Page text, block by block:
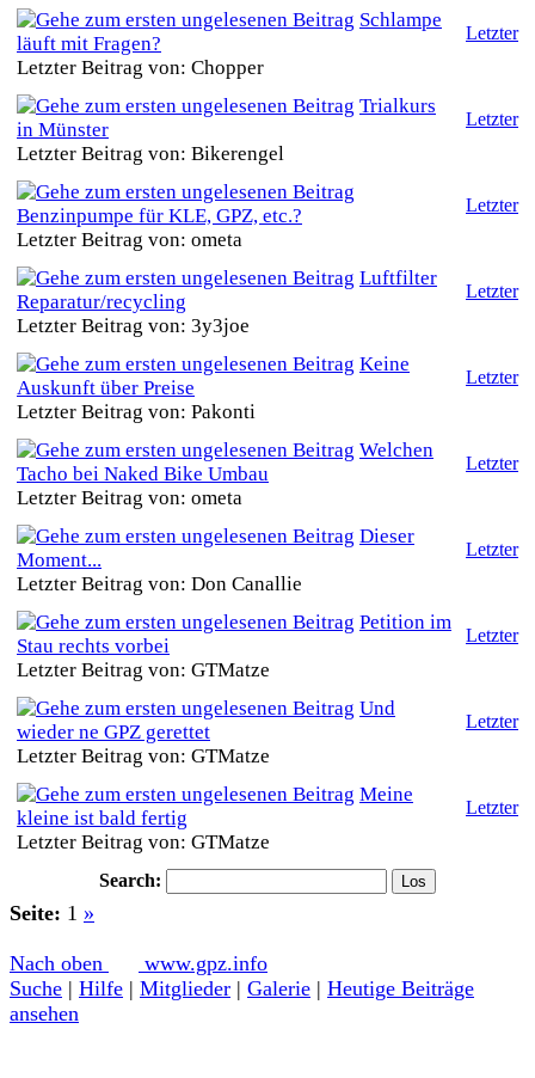
Schlampe
läuft mit Fragen?
Letzter Beitrag von: Chopper
Letzter
Trialkurs
in Münster
Letzter Beitrag von: Bikerengel
Letzter
Benzinpumpe für KLE, GPZ, etc.?
Letzter Beitrag von: ometa
Letzter
Luftfilter
Reparatur/recycling
Letzter Beitrag von: 3y3joe
Letzter
Keine
Auskunft über Preise
Letzter Beitrag von: Pakonti
Letzter
Welchen
Tacho bei Naked Bike Umbau
Letzter Beitrag von: ometa
Letzter
Dieser
Moment...
Letzter Beitrag von: Don Canallie
Letzter
Petition im
Stau rechts vorbei
Letzter Beitrag von: GTMatze
Letzter
Und
wieder ne GPZ gerettet
Letzter Beitrag von: GTMatze
Letzter
Meine
kleine ist bald fertig
Letzter Beitrag von: GTMatze
Letzter
Search:
Seite: 1 »
Nach oben
www.gpz.info
Suche | Hilfe | Mitglieder | Galerie | Heutige Beiträge
ansehen